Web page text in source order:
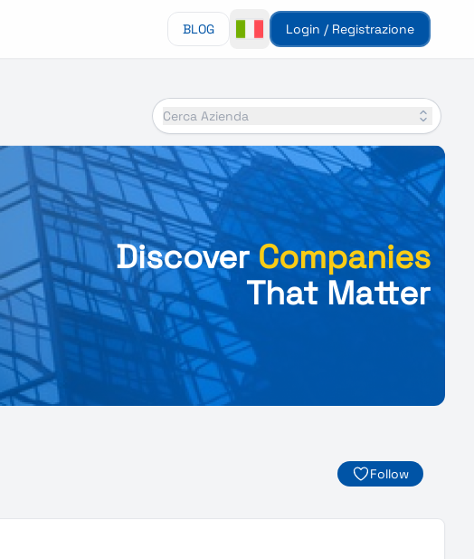
BLOG Login / Registrazione
Cerca Azienda
DiscoverCompanies
That Matter
Follow